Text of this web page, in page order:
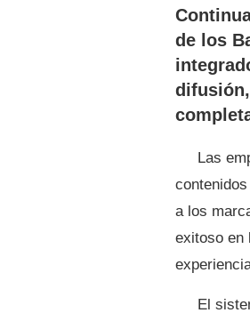
de los
Las
a los
exitoso en
El